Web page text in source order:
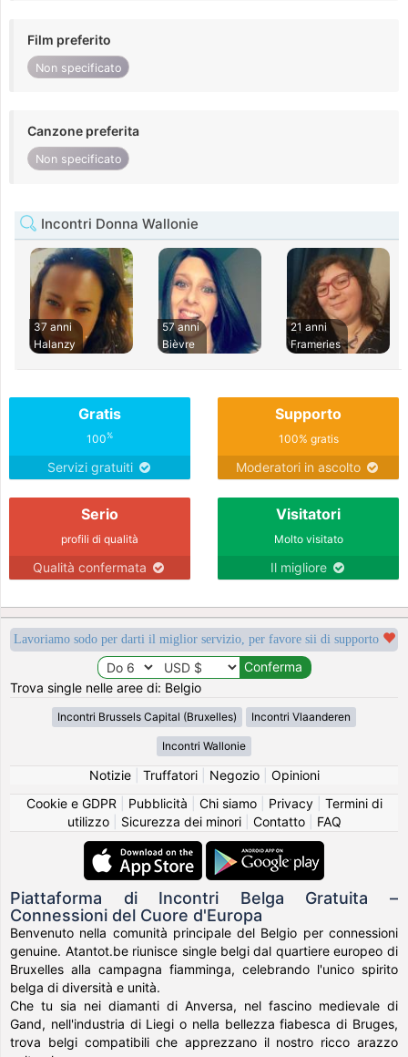
Film preferito
Non specificato
Canzone preferita
Non specificato
Incontri Donna Wallonie
37 anni
Halanzy
57 anni
Bièvre
21 anni
Frameries
Gratis
100%
Servizi gratuiti
Supporto
100% gratis
Moderatori in ascolto
Serio
profili di qualità
Qualità confermata
Visitatori
Molto visitato
Il migliore
Lavoriamo sodo per darti il miglior servizio, per favore sii di supporto
Trova single nelle aree di: Belgio
Incontri Brussels Capital (Bruxelles) Incontri Vlaanderen
Incontri Wallonie
Notizie| Truffatori| Negozio| Opinioni
Cookie e GDPR
Pubblicità Chi siamo| Privacy| Termini di
utilizzo| Sicurezza dei minori| Contatto| FAQ
Piattaforma di Incontri Belga Gratuita –
Connessioni del Cuore d'Europa
Benvenuto nella comunità principale del Belgio per connessioni
genuine. Atantot.be riunisce single belgi dal quartiere europeo di
Bruxelles alla campagna fiamminga, celebrando l'unico spirito
belga di diversità e unità.
Che tu sia nei diamanti di Anversa, nel fascino medievale di
Gand, nell'industria di Liegi o nella bellezza fiabesca di Bruges,
trova belgi compatibili che apprezzano il nostro ricco arazzo